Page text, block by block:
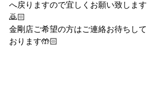
へ戻りますので宜しくお願い致します
🙇🏻
金剛店ご希望の方はご連絡お待ちして
おります🤲🏻